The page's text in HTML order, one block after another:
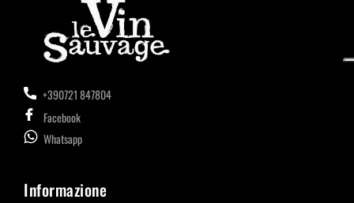
+390721 847804
Facebook
Whatsapp
Informazione